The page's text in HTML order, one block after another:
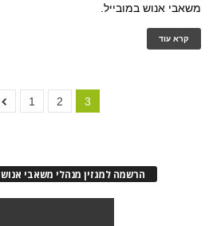
משאבי אנוש במובייל.
קרא עוד
1 2 3
הרשמה למגזין מנהלי משאבי אנוש